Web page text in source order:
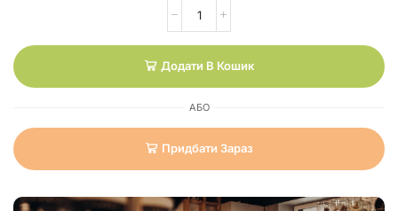
Додати В Кошик
АБО
Придбати Зараз